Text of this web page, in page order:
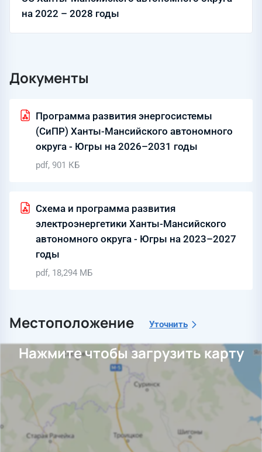
на 2022 – 2028 годы
Документы
Программа развития энергосистемы
(СиПР) Ханты-Мансийского автономного
округа - Югры на 2026–2031 годы
pdf, 901 КБ
Схема и программа развития
электроэнергетики Ханты-Мансийского
автономного округа - Югры на 2023–2027
годы
pdf, 18,294 МБ
Местоположение Уточнить
Нажмите чтобы загрузить карту